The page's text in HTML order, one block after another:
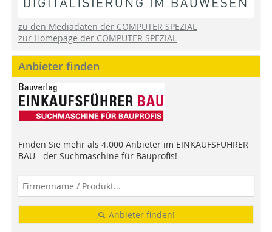
zu den Mediadaten der COMPUTER SPEZIAL
zur Homepage der COMPUTER SPEZIAL
Anbieter finden
Finden Sie mehr als 4.000 Anbieter im EINKAUFSFÜHRER
BAU - der Suchmaschine für Bauprofis!
Anbieter finden!